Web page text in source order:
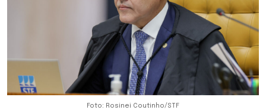
Foto: Rosinei Coutinho/STF